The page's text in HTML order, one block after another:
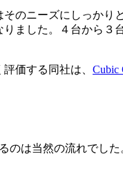
のニーズにしっかり
ました。４台から３
価する同社は、 Cubic
のは当然の流れでし